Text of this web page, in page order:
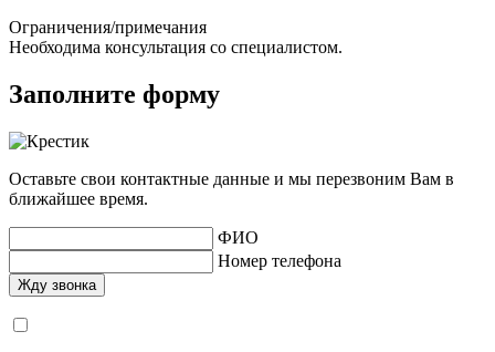
Ограничения/примечания
Необходима консультация со специалистом.
Заполните форму
Оставьте свои контактные данные и мы перезвоним Вам в
ближайшее время.
ФИО
Номер телефона